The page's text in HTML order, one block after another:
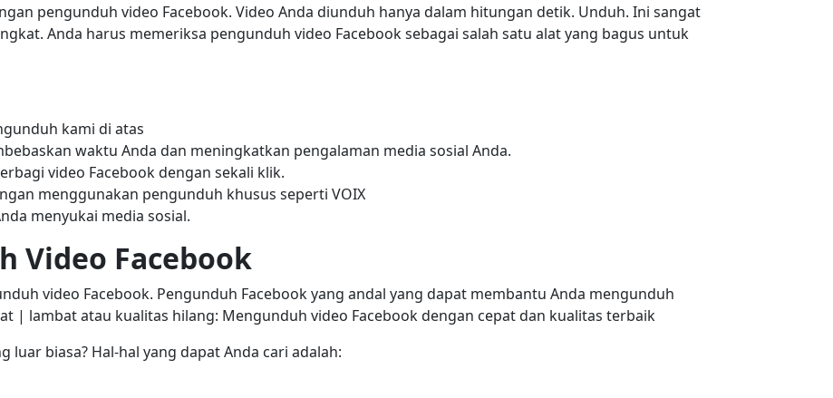
pengunduh video Facebook. Video Anda diunduh hanya dalam hitungan detik. Unduh. Ini sangat
Anda harus memeriksa pengunduh video Facebook sebagai salah satu alat yang bagus untuk
kami di atas
waktu Anda dan meningkatkan pengalaman media sosial Anda.
video Facebook dengan sekali klik.
menggunakan pengunduh khusus seperti VOIX
menyukai media sosial.
Video Facebook
video Facebook. Pengunduh Facebook yang andal yang dapat membantu Anda mengunduh
| lambat atau kualitas hilang: Mengunduh video Facebook dengan cepat dan kualitas terbaik
biasa? Hal-hal yang dapat Anda cari adalah: